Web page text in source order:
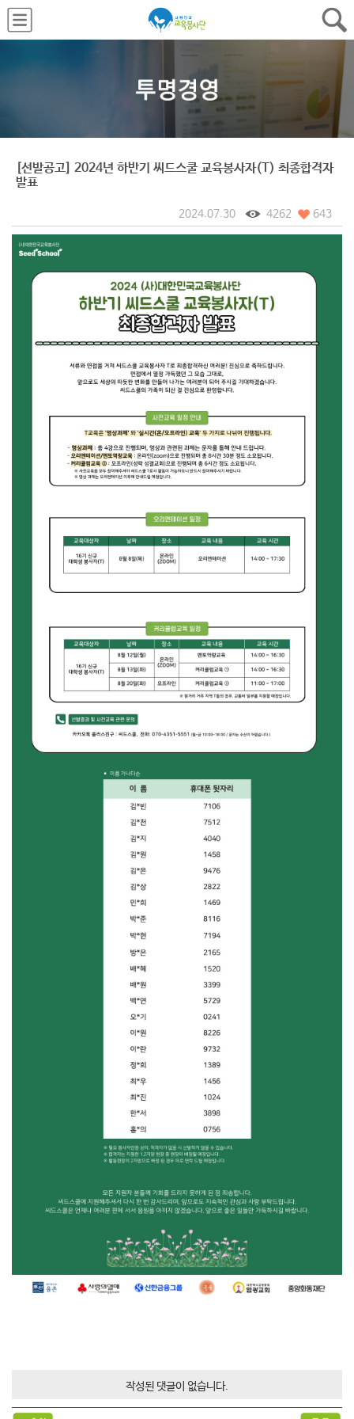
[선발공고] 2024년 하반기 씨드스쿨 교육봉사자(T) 최종합격자
발표
2024.07.30 4262 643
작성된 댓글이 없습니다.